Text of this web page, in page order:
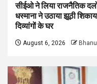
सीईओ ने लिया राजनैतिक
धस्माना ने उठाया झूठी
दिव्यांगों के घर
August 6, 2026